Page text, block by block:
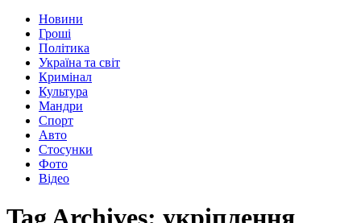
Новини
Гроші
Політика
Україна та світ
Кримінал
Культура
Мандри
Спорт
Авто
Стосунки
Фото
Відео